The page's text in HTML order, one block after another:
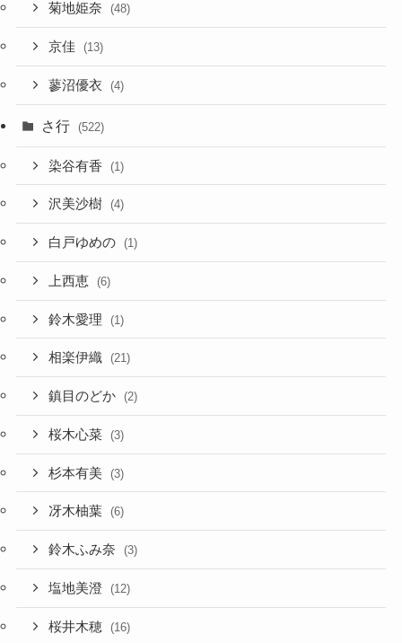
菊地姫奈 (48)
京佳 (13)
蓼沼優衣 (4)
さ行 (522)
染谷有香 (1)
沢美沙樹 (4)
白戸ゆめの (1)
上西恵 (6)
鈴木愛理 (1)
相楽伊織 (21)
鎮目のどか (2)
桜木心菜 (3)
杉本有美 (3)
冴木柚葉 (6)
鈴木ふみ奈 (3)
塩地美澄 (12)
桜井木穂 (16)